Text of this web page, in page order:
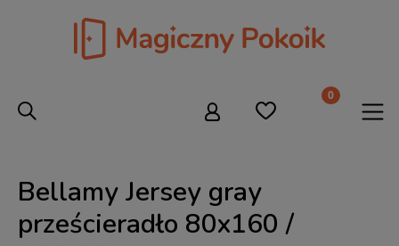
Bellamy Jersey gray
prześcieradło 80x160 /